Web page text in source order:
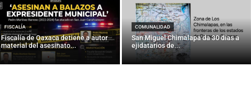
FISCALÍA
Fiscalía de Oaxaca detiene a autor
material del asesinato...
COMUNALIDAD
San Miguel Chimalapa da 30 días a
ejidatarios de...